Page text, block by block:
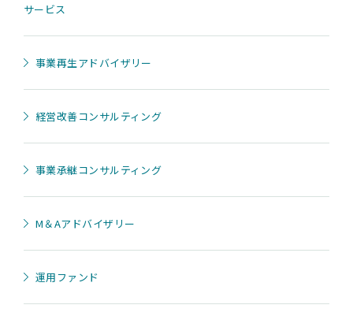
サービス
事業再生アドバイザリー
経営改善コンサルティング
事業承継コンサルティング
M＆Aアドバイザリー
運用ファンド